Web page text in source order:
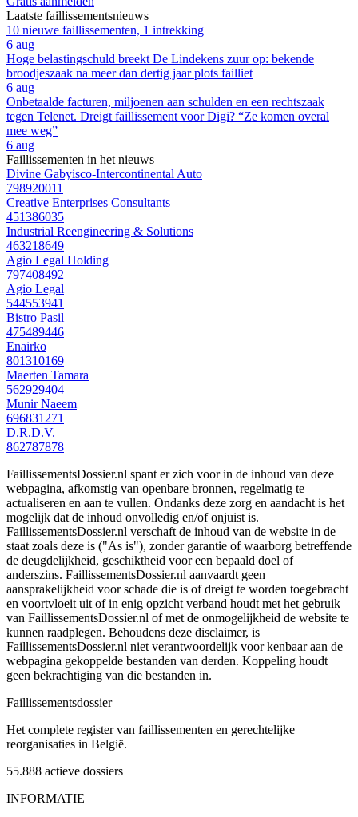
Laatste faillissementsnieuws
10 nieuwe faillissementen, 1 intrekking
6 aug
Hoge belastingschuld breekt De Lindekens zuur op: bekende
broodjeszaak na meer dan dertig jaar plots failliet
6 aug
Onbetaalde facturen, miljoenen aan schulden en een rechtszaak
tegen Telenet. Dreigt faillissement voor Digi? “Ze komen overal
mee weg”
6 aug
Faillissementen in het nieuws
Divine Gabyisco-Intercontinental Auto
798920011
Creative Enterprises Consultants
451386035
Industrial Reengineering & Solutions
463218649
Agio Legal Holding
797408492
Agio Legal
544553941
Bistro Pasil
475489446
Enairko
801310169
Maerten Tamara
562929404
Munir Naeem
696831271
D.R.D.V.
862787878
FaillissementsDossier.nl spant er zich voor in de inhoud van deze
webpagina, afkomstig van openbare bronnen, regelmatig te
actualiseren en aan te vullen. Ondanks deze zorg en aandacht is het
mogelijk dat de inhoud onvolledig en/of onjuist is.
FaillissementsDossier.nl verschaft de inhoud van de website in de
staat zoals deze is ("As is"), zonder garantie of waarborg betreffende
de deugdelijkheid, geschiktheid voor een bepaald doel of
anderszins. FaillissementsDossier.nl aanvaardt geen
aansprakelijkheid voor schade die is of dreigt te worden toegebracht
en voortvloeit uit of in enig opzicht verband houdt met het gebruik
van FaillissementsDossier.nl of met de onmogelijkheid de website te
kunnen raadplegen. Behoudens deze disclaimer, is
FaillissementsDossier.nl niet verantwoordelijk voor kenbaar aan de
webpagina gekoppelde bestanden van derden. Koppeling houdt
geen bekrachtiging van die bestanden in.
Faillissementsdossier
Het complete register van faillissementen en gerechtelijke
reorganisaties in België.
55.888 actieve dossiers
INFORMATIE